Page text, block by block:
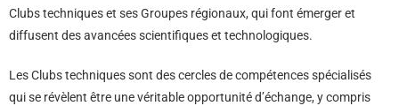
Clubs techniques et ses Groupes régionaux, qui font émerger et
diffusent des avancées scientifiques et technologiques.
Les Clubs techniques sont des cercles de compétences spécialisés
qui se révèlent être une véritable opportunité d’échange, y compris